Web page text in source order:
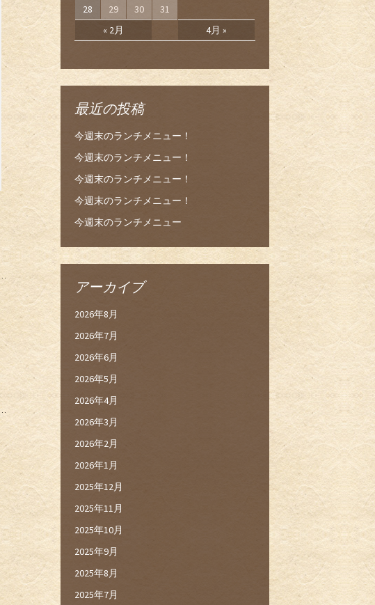
« 2月 4月 »
28
29 30 31
最近の投稿
今週末のランチメニュー！
今週末のランチメニュー！
今週末のランチメニュー！
今週末のランチメニュー！
今週末のランチメニュー
アーカイブ
2026年8月
2026年7月
2026年6月
2026年5月
2026年4月
2026年3月
2026年2月
2026年1月
2025年12月
2025年11月
2025年10月
2025年9月
2025年8月
2025年7月